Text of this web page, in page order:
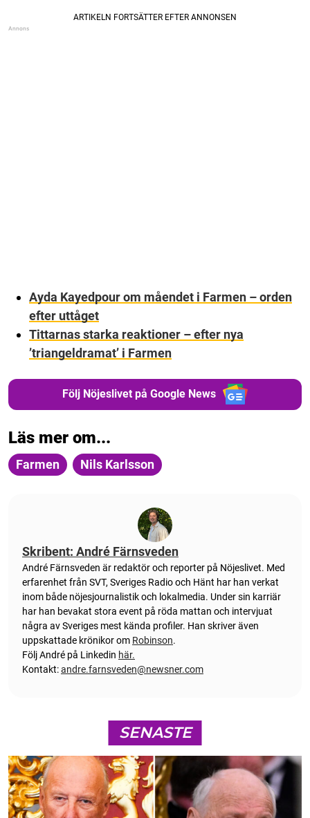
Ayda Kayedpour om måendet i Farmen – orden
efter uttåget
Tittarnas starka reaktioner – efter nya
’triangeldramat’ i Farmen
Följ Nöjeslivet på Google News
Läs mer om...
Farmen Nils Karlsson
Skribent: André Färnsveden
André Färnsveden är redaktör och reporter på Nöjeslivet. Med
erfarenhet från SVT, Sveriges Radio och Hänt har han verkat
inom både nöjesjournalistik och lokalmedia. Under sin karriär
har han bevakat stora event på röda mattan och intervjuat
några av Sveriges mest kända profiler. Han skriver även
uppskattade krönikor om Robinson.
Följ André på Linkedin här.
Kontakt:andre.farnsveden@newsner.com
SENASTE